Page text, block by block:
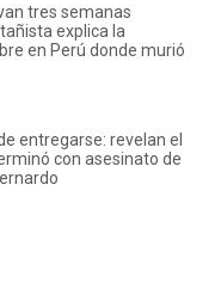
tres semanas
explica la
en Perú donde murió
entregarse: revelan el
con asesinato de